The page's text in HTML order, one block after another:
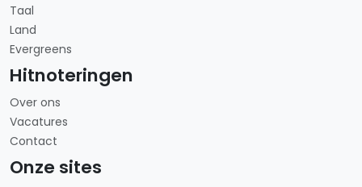
Taal
Land
Evergreens
Hitnoteringen
Over ons
Vacatures
Contact
Onze sites